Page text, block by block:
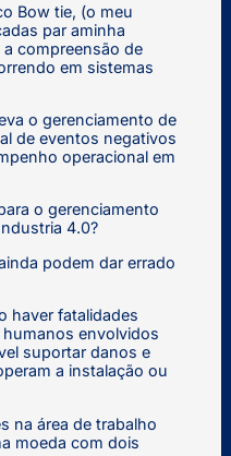
Bow tie, (o meu
par aminha
compreensão de
em sistemas
o gerenciamento de
de eventos negativos
operacional em
o gerenciamento
4.0?
podem dar errado
haver fatalidades
envolvidos
suportar danos e
a instalação ou
na área de trabalho
moeda com dois